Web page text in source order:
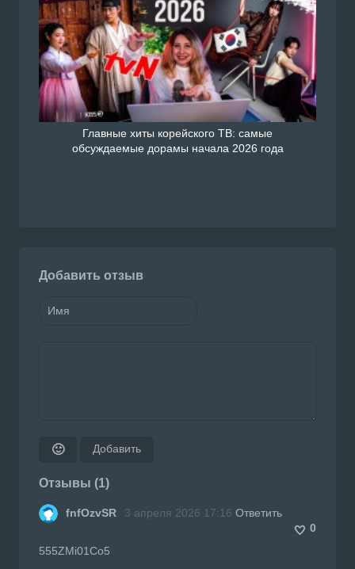
Главные хиты корейского ТВ: самые
обсуждаемые дорамы начала 2026 года
Добавить отзыв
🙂 Добавить
Отзывы (1)
fnfOzvSR 3 апреля 2026 17:16 Ответить
0
555ZMi01Co5